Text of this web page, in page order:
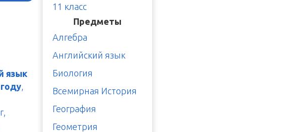
язык
11 класс
Предметы
Алгебра
Английский язык
Биология
Всемирная История
География
Геометрия